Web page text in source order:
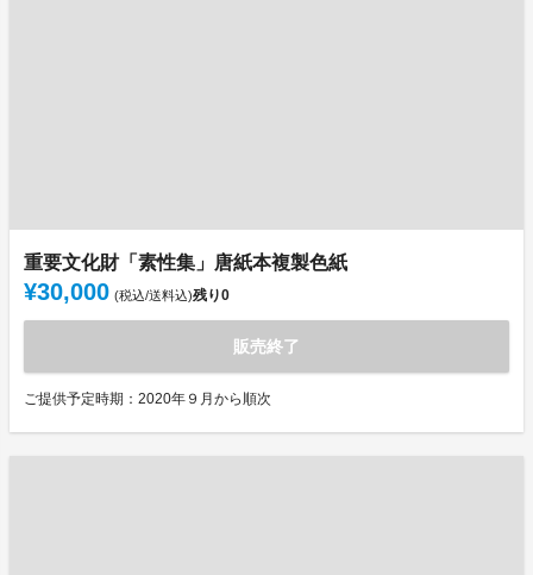
重要文化財「素性集」唐紙本複製色紙
¥30,000 (税込/送料込)残り0
販売終了
ご提供予定時期：2020年９月から順次